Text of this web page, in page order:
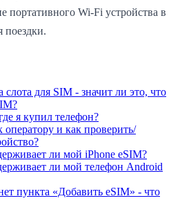
портативного Wi-Fi устройства в
поездки.
для SIM - значит ли это, что
я купил телефон?
оператору и как проверить/
ли мой iPhone eSIM?
ли мой телефон Android
пункта «Добавить eSIM» - что